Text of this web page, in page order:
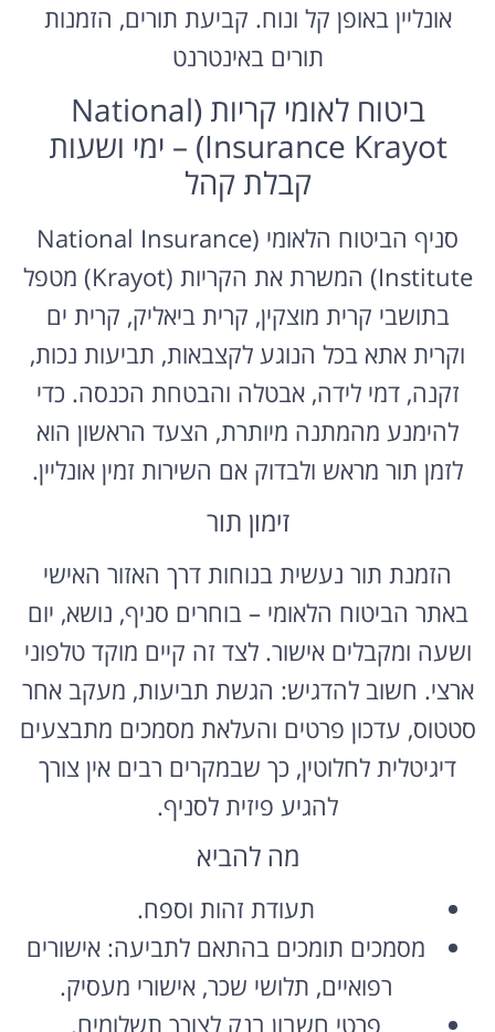
אונליין באופן קל ונוח. קביעת תורים, הזמנות
תורים באינטרנט
ביטוח לאומי קריות (National
Insurance Krayot) – ימי ושעות
קבלת קהל
סניף הביטוח הלאומי (National Insurance
Institute) המשרת את הקריות (Krayot) מטפל
בתושבי קרית מוצקין, קרית ביאליק, קרית ים
וקרית אתא בכל הנוגע לקצבאות, תביעות נכות,
זקנה, דמי לידה, אבטלה והבטחת הכנסה. כדי
להימנע מהמתנה מיותרת, הצעד הראשון הוא
לזמן תור מראש ולבדוק אם השירות זמין אונליין.
זימון תור
הזמנת תור נעשית בנוחות דרך האזור האישי
באתר הביטוח הלאומי – בוחרים סניף, נושא, יום
ושעה ומקבלים אישור. לצד זה קיים מוקד טלפוני
ארצי. חשוב להדגיש: הגשת תביעות, מעקב אחר
סטטוס, עדכון פרטים והעלאת מסמכים מתבצעים
דיגיטלית לחלוטין, כך שבמקרים רבים אין צורך
להגיע פיזית לסניף.
מה להביא
תעודת זהות וספח.
מסמכים תומכים בהתאם לתביעה: אישורים
רפואיים, תלושי שכר, אישורי מעסיק.
פרטי חשבון בנק לצורך תשלומים.